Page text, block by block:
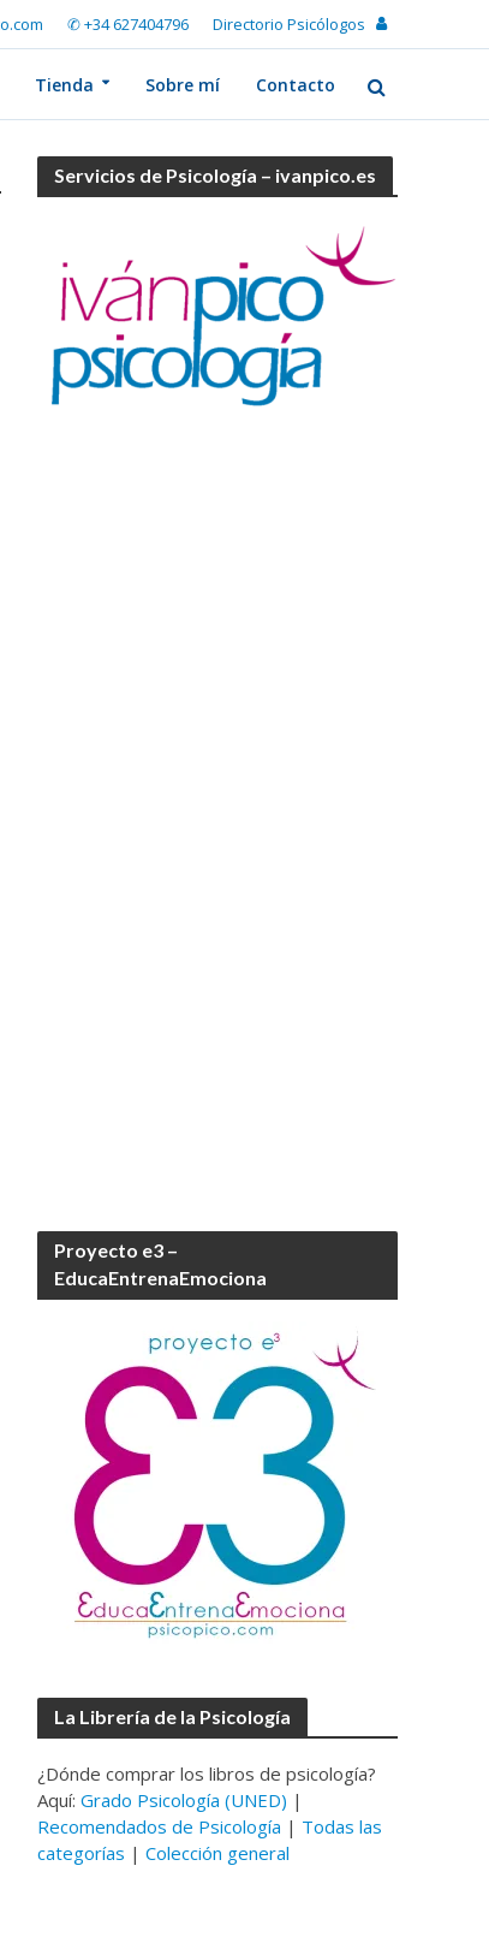
✆ +34 627404796 Directorio Psicólogos
Tienda Sobre mí Contacto
Servicios de Psicología – ivanpico.es
Proyecto e3 –
EducaEntrenaEmociona
La Librería de la Psicología
¿Dónde comprar los libros de psicología?
Aquí:Grado Psicología (UNED) |
Recomendados de Psicología | Todas las
categorías |Colección general